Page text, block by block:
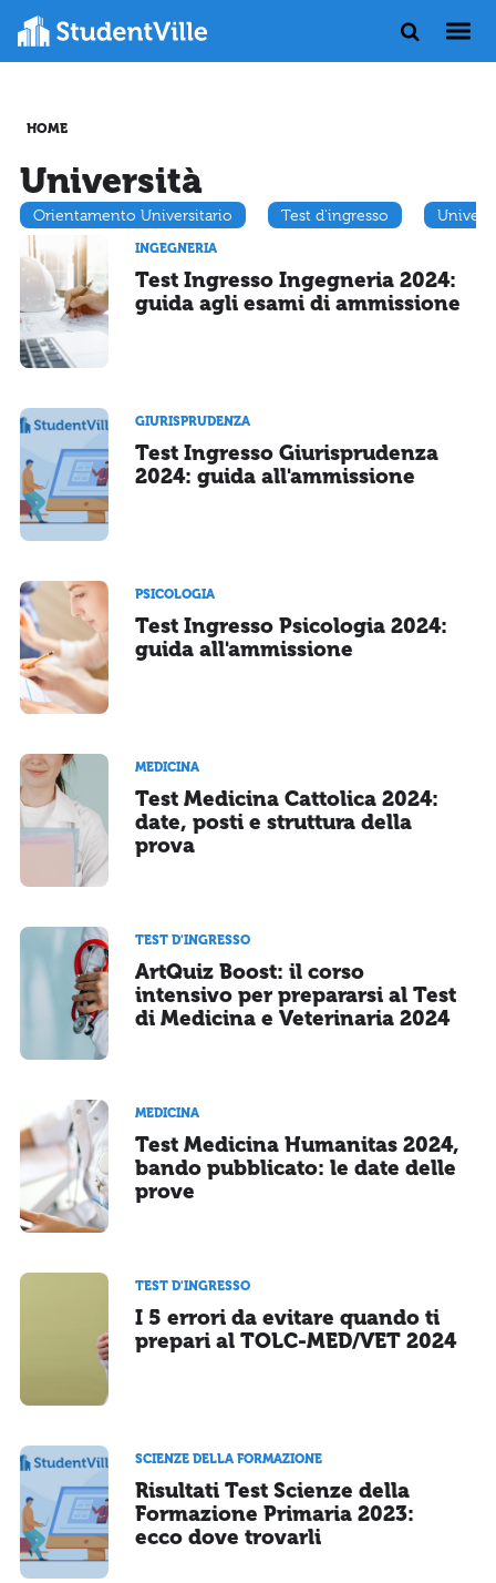
HOME
Università
Orientamento Universitario Test d'ingresso
INGEGNERIA
Test Ingresso Ingegneria 2024:
guida agli esami di ammissione
GIURISPRUDENZA
Test Ingresso Giurisprudenza
2024: guida all'ammissione
PSICOLOGIA
Test Ingresso Psicologia 2024:
guida all'ammissione
MEDICINA
Test Medicina Cattolica 2024:
date, posti e struttura della
prova
TEST D'INGRESSO
ArtQuiz Boost: il corso
intensivo per prepararsi al Test
di Medicina e Veterinaria 2024
MEDICINA
Test Medicina Humanitas 2024,
bando pubblicato: le date delle
prove
TEST D'INGRESSO
I 5 errori da evitare quando ti
prepari al TOLC-MED/VET 2024
SCIENZE DELLA FORMAZIONE
Risultati Test Scienze della
Formazione Primaria 2023:
ecco dove trovarli